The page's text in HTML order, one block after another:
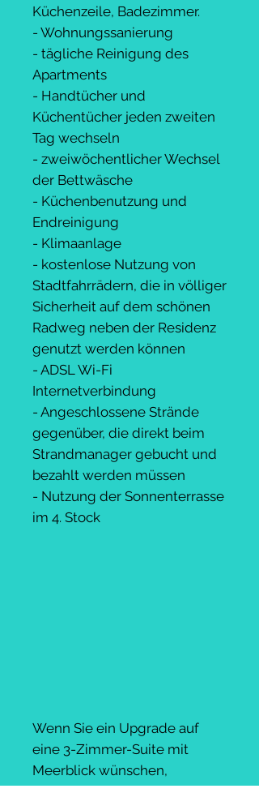
Küchenzeile, Badezimmer.
- Wohnungssanierung
- tägliche Reinigung des
Apartments
- Handtücher und
Küchentücher jeden zweiten
Tag wechseln
- zweiwöchentlicher Wechsel
der Bettwäsche
- Küchenbenutzung und
Endreinigung
- Klimaanlage
- kostenlose Nutzung von
Stadtfahrrädern, die in völliger
Sicherheit auf dem schönen
Radweg neben der Residenz
genutzt werden können
- ADSL Wi-Fi
Internetverbindung
- Angeschlossene Strände
gegenüber, die direkt beim
Strandmanager gebucht und
bezahlt werden müssen
- Nutzung der Sonnenterrasse
im 4. Stock
Wenn Sie ein Upgrade auf
eine 3-Zimmer-Suite mit
Meerblick wünschen,